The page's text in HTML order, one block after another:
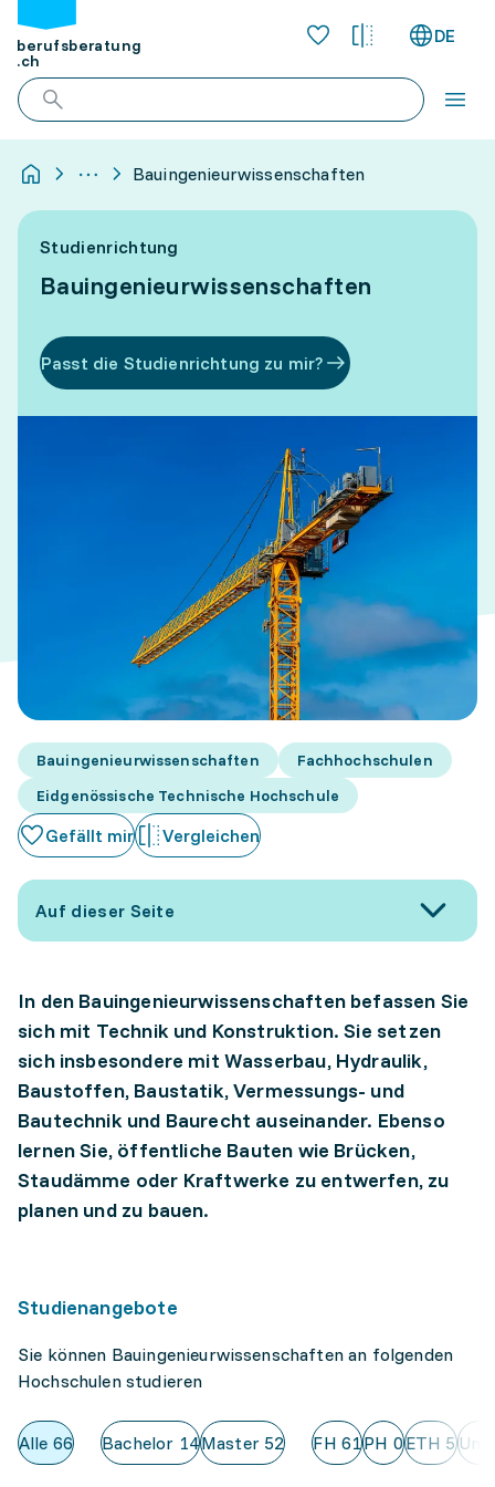
berufsberatung
.ch
DE
Bauingenieurwissenschaften
Studienrichtung
Bauingenieurwissenschaften
Passt die Studienrichtung zu mir?
Bauingenieurwissenschaften
Fachhochschulen
Eidgenössische Technische Hochschule
Gefällt mir Vergleichen
Auf dieser Seite
In den Bauingenieurwissenschaften befassen Sie
sich mit Technik und Konstruktion. Sie setzen
sich insbesondere mit Wasserbau, Hydraulik,
Baustoffen, Baustatik, Vermessungs- und
Bautechnik und Baurecht auseinander. Ebenso
lernen Sie, öffentliche Bauten wie Brücken,
Staudämme oder Kraftwerke zu entwerfen, zu
planen und zu bauen.
Studienangebote
Sie können Bauingenieurwissenschaften an folgenden
Hochschulen studieren
Alle 66 Bachelor 14Master52 FH 61PH 0ETH 5Uni